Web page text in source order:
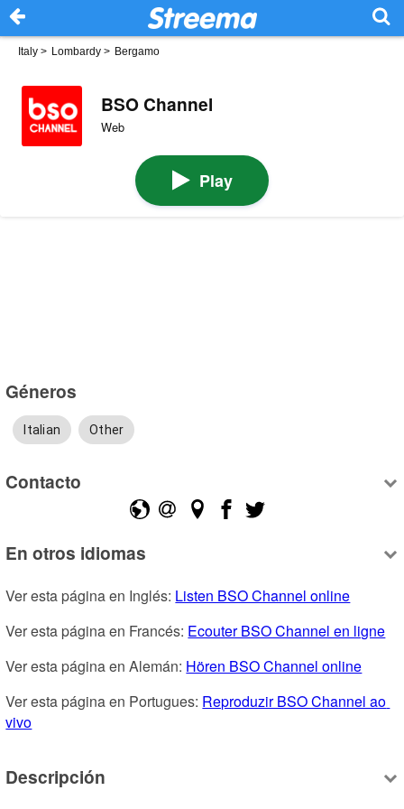
Italy > Lombardy > Bergamo
BSO Channel
Web
Play
Géneros
Italian Other
Contacto
En otros idiomas
Ver esta página en Inglés: Listen BSO Channel online
Ver esta página en Francés: Ecouter BSO Channel en ligne
Ver esta página en Alemán: Hören BSO Channel online
Ver esta página en Portugues: Reproduzir BSO Channel ao
vivo
Descripción